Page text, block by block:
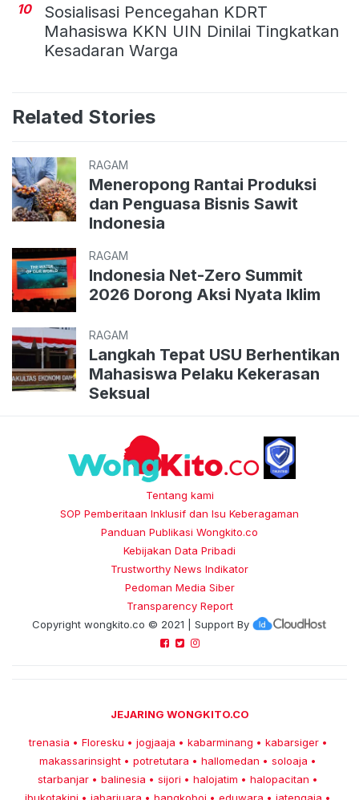
10
Sosialisasi Pencegahan KDRT
Mahasiswa KKN UIN Dinilai Tingkatkan
Kesadaran Warga
Related Stories
RAGAM
Meneropong Rantai Produksi
dan Penguasa Bisnis Sawit
Indonesia
RAGAM
Indonesia Net-Zero Summit
2026 Dorong Aksi Nyata Iklim
RAGAM
Langkah Tepat USU Berhentikan
Mahasiswa Pelaku Kekerasan
Seksual
Tentang kami
SOP Pemberitaan Inklusif dan Isu Keberagaman
Panduan Publikasi Wongkito.co
Kebijakan Data Pribadi
Trustworthy News Indikator
Pedoman Media Siber
Transparency Report
Copyright wongkito.co © 2021 | Support By
JEJARING WONGKITO.CO
trenasia • Floresku • jogjaaja • kabarminang • kabarsiger •
makassarinsight • potretutara • hallomedan • soloaja •
starbanjar • balinesia • sijori • halojatim • halopacitan •
ibukotakini jabarjuara bangkoboi eduwara jatengaja